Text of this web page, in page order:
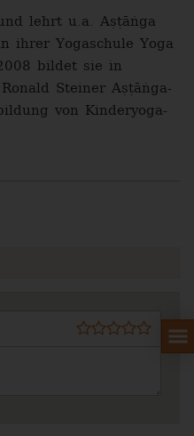
lehrt u.a. Aṣṭāṅga
ihrer Yogaschule Yoga
bildet sie in
Steiner Aṣṭāṅga-
von Kinderyoga-